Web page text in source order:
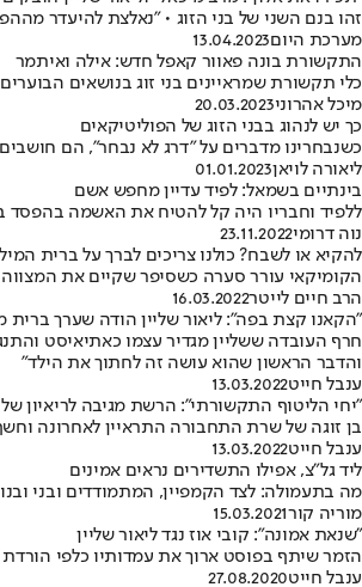
זהו בנם השני של בני הזוג • "נאלצת להיעדר
מערכת היום13.04.2023
התקשורת בונה פאוור קאפל חדש: אילה ואיתמר
כלי תקשורת שמראיינים בני זוג בנושאים
מיכל אהרוני20.03.2023
כך יש לנהוג בבני הזוג של הפוליטיקאים
כשנבחרינו מדברים על "דרג לא נבחר", הם
ליאורה לויאן01.01.2023
בינתיים בשמאל: לפיד עדיין מחפש אשם
ללפיד וחבריו היה קל להטיח את האשמה בהפסד
נוה דרומי23.11.2022
להקיא או לשבח? כולנו צריכים לברך על ברית
הקומיקאי עורר סערה כשסיפר שקיים את
הרב חיים לייטר16.03.2022
"הקאנו קצת בפה": ליאור שליין הודה שערך ברית
חרף העובדה ששליין מגדיר עצמו כאתיאיסט
והדבר הראשון שהוא עושה זה לחתוך את הילד"
ענבל חייט13.03.2022
"יחי הליטוף התקשורתי": הרשת מגיבה לריאיון של
בן זוגה של שרת התחבורה התראיין לאחרונה
ענבל חייט13.03.2022
ליד גל"צ, אפילו התשדירים נראים אמינים
מה בתעמולה: לצד הקמפיין, המתמודדים ובני
מוריה קור15.03.2021
"שנאת אמונה": קובי אוז נגד ליאור שליין
הזמר שיתף בפוסט ארוך את עמדותיו כלפי הורדת
ענבל חייט27.08.2020